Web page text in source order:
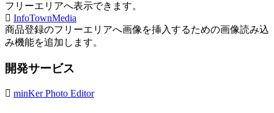
フリーエリアへ表示できます。
InfoTownMedia
商品登録のフリーエリアへ画像を挿入するための画像読み込
み機能を追加します。
開発サービス
minKer Photo Editor